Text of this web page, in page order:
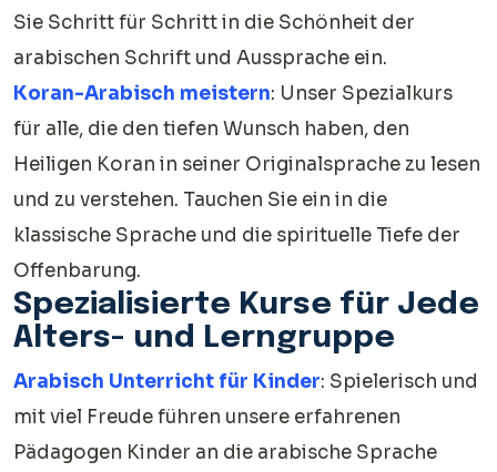
Sie Schritt für Schritt in die Schönheit der
arabischen Schrift und Aussprache ein.
Koran-Arabisch meistern: Unser Spezialkurs
für alle, die den tiefen Wunsch haben, den
Heiligen Koran in seiner Originalsprache zu lesen
und zu verstehen. Tauchen Sie ein in die
klassische Sprache und die spirituelle Tiefe der
Offenbarung.
Spezialisierte Kurse für Jede
Alters- und Lerngruppe
Arabisch Unterricht für Kinder: Spielerisch und
mit viel Freude führen unsere erfahrenen
Pädagogen Kinder an die arabische Sprache